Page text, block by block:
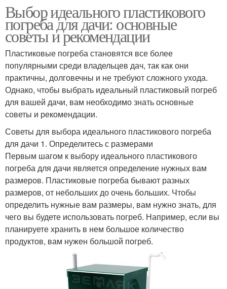
Выбор идеального пластикового
погреба для дачи: основные
советы и рекомендации
Пластиковые погреба становятся все более
популярными среди владельцев дач, так как они
практичны, долговечны и не требуют сложного ухода.
Однако, чтобы выбрать идеальный пластиковый погреб
для вашей дачи, вам необходимо знать основные
советы и рекомендации.
Советы для выбора идеального пластикового погреба
для дачи 1. Определитесь с размерами
Первым шагом к выбору идеального пластикового
погреба для дачи является определение нужных вам
размеров. Пластиковые погреба бывают разных
размеров, от небольших до очень больших. Чтобы
определить нужные вам размеры, вам нужно знать, для
чего вы будете использовать погреб. Например, если вы
планируете хранить в нем большое количество
продуктов, вам нужен большой погреб.